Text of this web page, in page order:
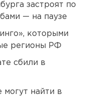
застроят по
— на паузе
которыми
регионы РФ
сбили в
найти в